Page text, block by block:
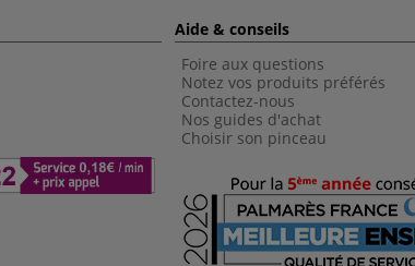
Aide & conseils
Foire aux questions
Notez vos produits préférés
Contactez-nous
Nos guides d'achat
Choisir son pinceau